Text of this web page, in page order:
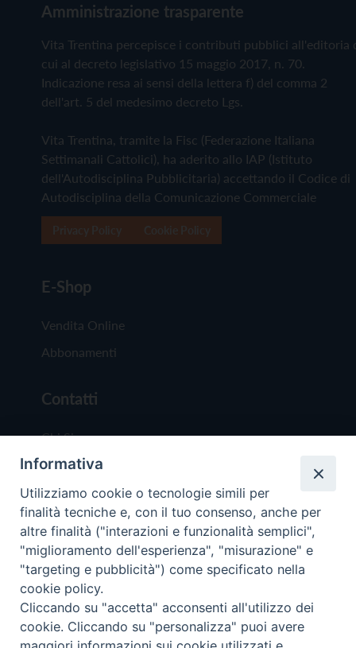
Amministrazione trasparente
Vita Trentina percepisce i contributi pubblici all'editoria
cui al decreto legislativo 15 maggio 2017, n. 70.
Indicazione resa ai sensi della lettera f) del comma 2
dell'art. 5 del medesimo decreto Lgs.
Vita Trentina, tramite la Fisc (Federazione Italiana
Settimanali Cattolici), ha aderito allo IAP (Istituto
dell'Autodisciplina Pubblicitaria) accettando il Codice di
Autodisciplina della Comunicazione Commerciale
E-Shop
Vendita Online
Abbonamenti
Contatti
Chi Siamo
Redazione
Scrivici
Copyright © 2019 - Tutti i diritti riservati - Vita
Trentina Editrice
Informativa
Utilizziamo cookie o tecnologie simili per
finalità tecniche e, con il tuo consenso, anche per
altre finalità ("interazioni e funzionalità semplici",
"miglioramento dell'esperienza", "misurazione" e
"targeting e pubblicità") come specificato nella
cookie policy.
Cliccando su "accetta" acconsenti all'utilizzo dei
cookie. Cliccando su "personalizza" puoi avere